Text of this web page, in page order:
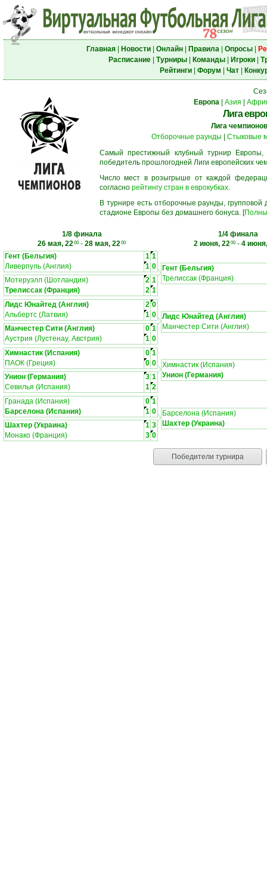
Главная| Новости| Онлайн| Правила| Опросы|
Расписание| Турниры| Команды| Игроки|
Рейтинги| Форум Чат|
Европа
Азия
Лига
Лига чемпионов
Отборочные раунды
Стыковые
Самый престижный клубный турнир
победитель прошлогодней Лиги европейских
Число мест в розыгрыше от каждой
согласно рейтингу стран в еврокубках.
В турнире есть отборочные раунды,
стадионе Европы без домашнего бонуса. [
1/8 финала
26 мая, 2200- 28 мая, 2200
1/4 финала
2 июня, 2200- 4
Гент (Бельгия)
1 1
Ливерпуль (Англия)
1 0
Мотеруэлл (Шотландия)
2 1
Трелиссак (Франция)
2 1
Гент (Бельгия)
Трелиссак (Франция)
Лидс Юнайтед (Англия) 2 0
Альбертс (Латвия)
1 0
Манчестер Сити (Англия)
0 1
Аустрия (Лустенау, Австрия)
1 0
Лидс Юнайтед (Англия)
Манчестер Сити (Англия)
Химнастик (Испания) 0 1
ПАОК (Греция)
0 0
Унион (Германия)
3 1
Севилья (Испания)
1 2
Химнастик (Испания)
Унион (Германия)
Гранада (Испания) 0 1
Барселона (Испания)
1 0
Шахтер (Украина)
1 3
Монако (Франция)
3 0
Барселона (Испания)
Шахтер (Украина)
Победители турнира